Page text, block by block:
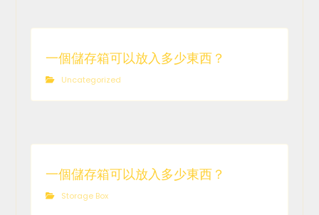
一個儲存箱可以放入多少東西？
Uncategorized
一個儲存箱可以放入多少東西？
Storage Box